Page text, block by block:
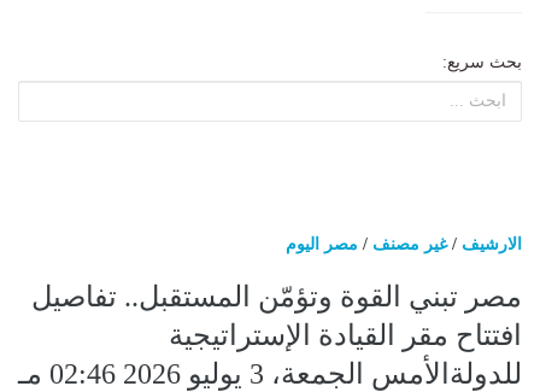
بحث سريع:
الارشيف /غير مصنف / مصر اليوم
مصر تبني القوة وتؤمّن المستقبل.. تفاصيل
افتتاح مقر القيادة الإستراتيجية
للدولةالأمس الجمعة، 3 يوليو 2026 02:46 مـ